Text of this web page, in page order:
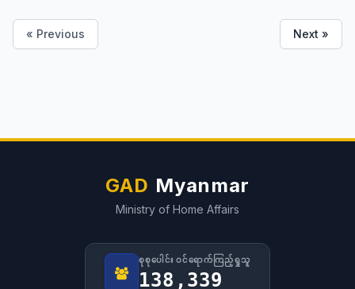
« Previous Next »
GAD Myanmar
Ministry of Home Affairs
စုစုပေါင်း ဝင်ရောက်ကြည့်ရှုသူ
138,339